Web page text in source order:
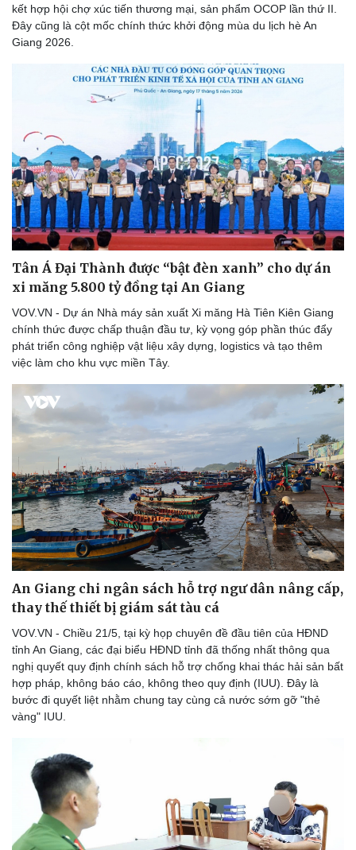
Sức khỏe
Dinh dưỡng - món ngon
Cây thuốc
Sản phụ khoa
Nhi khoa
Nam khoa
Làm đẹp - giảm cân
Phòng mạch online
Ăn sạch sống khỏe
Đời sống
Nhà đẹp
Blog
Tình yêu - Gia đình
kết hợp hội chợ xúc tiến thương mại, sản phẩm OCOP lần thứ II.
Đây cũng là cột mốc chính thức khởi động mùa du lịch hè An
Giang 2026.
Tân Á Đại Thành được “bật đèn xanh” cho dự án
xi măng 5.800 tỷ đồng tại An Giang
VOV.VN - Dự án Nhà máy sản xuất Xi măng Hà Tiên Kiên Giang
chính thức được chấp thuận đầu tư, kỳ vọng góp phần thúc đẩy
phát triển công nghiệp vật liệu xây dựng, logistics và tạo thêm
việc làm cho khu vực miền Tây.
An Giang chi ngân sách hỗ trợ ngư dân nâng cấp,
thay thế thiết bị giám sát tàu cá
VOV.VN - Chiều 21/5, tại kỳ họp chuyên đề đầu tiên của HĐND
tỉnh An Giang, các đại biểu HĐND tỉnh đã thống nhất thông qua
nghị quyết quy định chính sách hỗ trợ chống khai thác hải sản bất
hợp pháp, không báo cáo, không theo quy định (IUU). Đây là
bước đi quyết liệt nhằm chung tay cùng cả nước sớm gỡ "thẻ
vàng" IUU.